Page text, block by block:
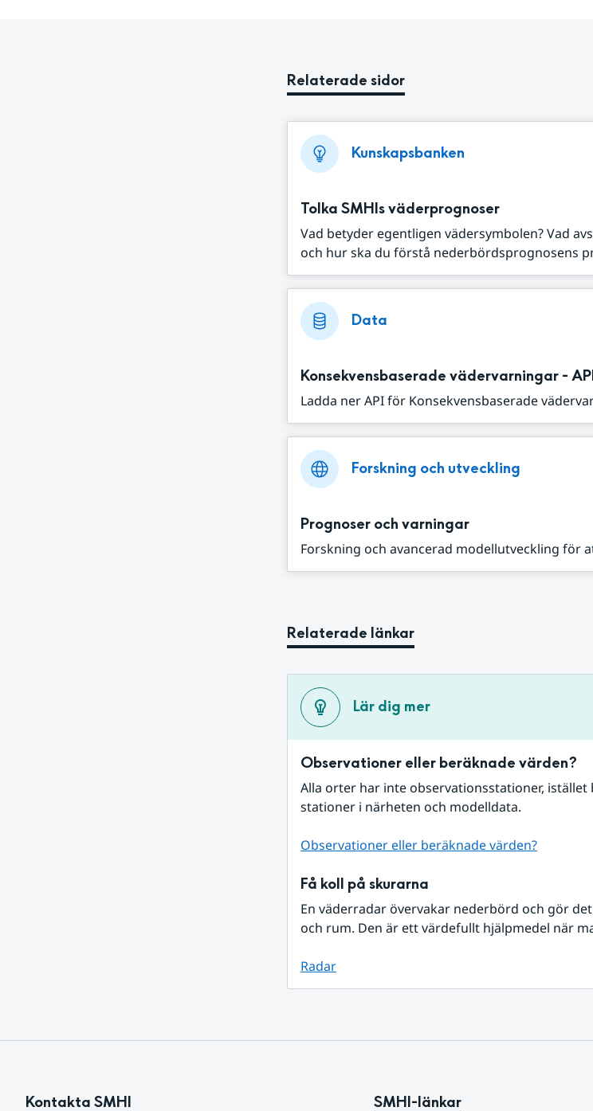
Relaterade sidor
Kunskapsbanken
Tolka SMHIs väderprognoser
Vad betyder egentligen vädersymbolen? Vad
och hur ska du förstå nederbördsprognosens
Data
Konsekvensbaserade vädervarningar -
Ladda ner API för Konsekvensbaserade
Forskning och utveckling
Prognoser och varningar
Forskning och avancerad modellutveckling för
Relaterade länkar
Lär dig mer
Observationer eller beräknade värden?
Alla orter har inte observationsstationer,
stationer i närheten och modelldata.
Observationer eller beräknade värden?
Få koll på skurarna
En väderradar övervakar nederbörd och gör
och rum. Den är ett värdefullt hjälpmedel när
Radar
Kontakta SMHI SMHI-länkar